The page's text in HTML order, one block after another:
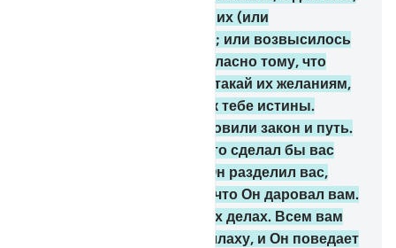
чтобы оно предохраняло их (или
свидетельствовало о них; или возвысилось
над ними). Суди же их согласно тому, что
ниспослал Аллах, и не потакай их желаниям,
уклоняясь от явившейся к тебе истины.
Каждому из вас Мы установили закон и путь.
Если бы Аллах пожелал, то сделал бы вас
одной общиной, однако Он разделил вас,
чтобы испытать вас тем, что Он даровал вам.
Состязайтесь же в добрых делах. Всем вам
предстоит вернуться к Аллаху, и Он поведает